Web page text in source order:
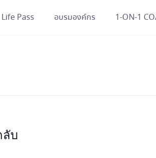
Life Pass อบรมองค์กร 1-ON-1
บ